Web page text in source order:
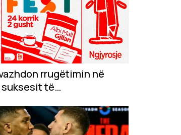
rrugëtimin në
suksesit të